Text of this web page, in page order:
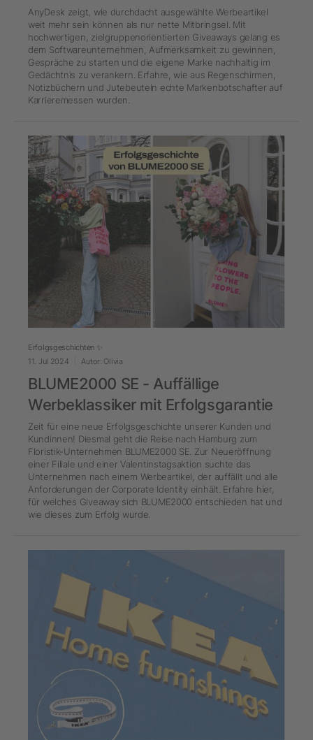
AnyDesk zeigt, wie durchdacht ausgewählte Werbeartikel
weit mehr sein können als nur nette Mitbringsel. Mit
hochwertigen, zielgruppenorientierten Giveaways gelang es
dem Softwareunternehmen, Aufmerksamkeit zu gewinnen,
Gespräche zu starten und die eigene Marke nachhaltig im
Gedächtnis zu verankern. Erfahre, wie aus Regenschirmen,
Notizbüchern und Jutebeuteln echte Markenbotschafter auf
Karrieremessen wurden.
Erfolgsgeschichten ✨
11. Jul 2024
Autor: Olivia
BLUME2000 SE - Auffällige
Werbeklassiker mit Erfolgsgarantie
Zeit für eine neue Erfolgsgeschichte unserer Kunden und
Kundinnen! Diesmal geht die Reise nach Hamburg zum
Floristik-Unternehmen BLUME2000 SE. Zur Neueröffnung
einer Filiale und einer Valentinstagsaktion suchte das
Unternehmen nach einem Werbeartikel, der auffällt und alle
Anforderungen der Corporate Identity einhält. Erfahre hier,
für welches Giveaway sich BLUME2000 entschieden hat und
wie dieses zum Erfolg wurde.